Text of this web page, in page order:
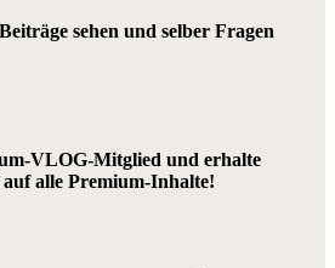
sehen und selber Fragen
VLOG-Mitglied und erhalte
alle Premium-Inhalte!